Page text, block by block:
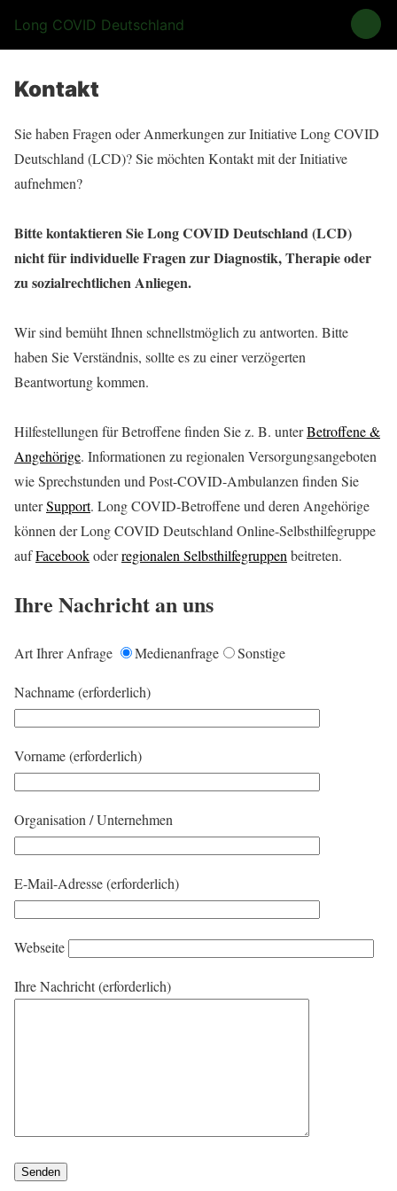
Long COVID Deutschland
Kontakt
Sie haben Fragen oder Anmerkungen zur Initiative Long COVID
Deutschland (LCD)? Sie möchten Kontakt mit der Initiative
aufnehmen?
Bitte kontaktieren Sie Long COVID Deutschland (LCD)
nicht für individuelle Fragen zur Diagnostik, Therapieoder
zu sozialrechtlichen Anliegen.
Wir sind bemüht Ihnen schnellstmöglich zu antworten. Bitte
haben Sie Verständnis, sollte es zu einer verzögerten
Beantwortung kommen.
Hilfestellungen für Betroffene finden Sie z. B. unterBetroffene &
Angehörige. Informationen zu regionalen Versorgungsangeboten
wie Sprechstunden und Post-COVID-Ambulanzen finden Sie
unterSupport. Long COVID-Betroffene und deren Angehörige
können der Long COVID Deutschland Online-Selbsthilfegruppe
aufFacebookoderregionalen Selbsthilfegruppen beitreten.
Ihre Nachricht an uns
Art Ihrer Anfrage Medienanfrage Sonstige
Nachname (erforderlich)
Vorname (erforderlich)
Organisation / Unternehmen
E-Mail-Adresse (erforderlich)
Webseite
Ihre Nachricht (erforderlich)